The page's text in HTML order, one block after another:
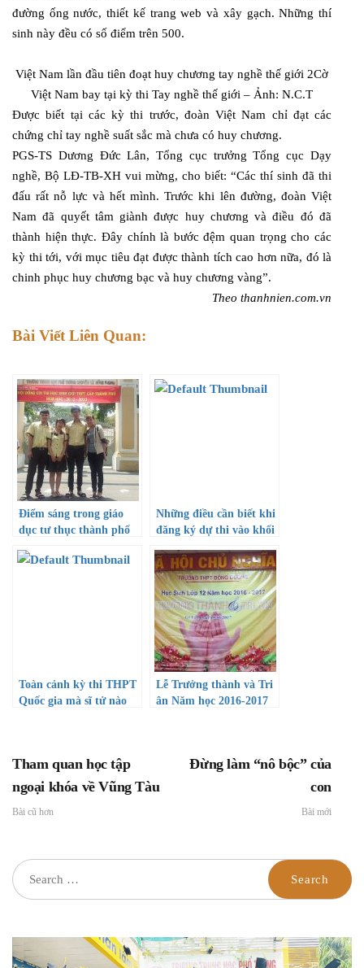
đường ống nước, thiết kế trang web và xây gạch. Những thí
sinh này đều có số điểm trên 500.
Việt Nam lần đầu tiên đoạt huy chương tay nghề thế giới 2Cờ
Việt Nam bay tại kỳ thi Tay nghề thế giới – Ảnh: N.C.T
Được biết tại các kỳ thi trước, đoàn Việt Nam chỉ đạt các
chứng chỉ tay nghề suất sắc mà chưa có huy chương.
PGS-TS Dương Đức Lân, Tổng cục trưởng Tổng cục Dạy
nghề, Bộ LĐ-TB-XH vui mừng, cho biết: “Các thí sinh đã thi
đấu rất nỗ lực và hết mình. Trước khi lên đường, đoàn Việt
Nam đã quyết tâm giành được huy chương và điều đó đã
thành hiện thực. Đây chính là bước đệm quan trọng cho các
kỳ thi tới, với mục tiêu đạt được thành tích cao hơn nữa, đó là
chinh phục huy chương bạc và huy chương vàng”.
Theo thanhnien.com.vn
Bài Viết Liên Quan:
Điểm sáng trong giáo
dục tư thục thành phố
Những điều cần biết khi
đăng ký dự thi vào khối
Toàn cảnh kỳ thi THPT
Quốc gia mà sĩ tử nào
Lễ Trưởng thành và Tri
ân Năm học 2016-2017
Tham quan học tập
ngoại khóa về Vũng Tàu
Bài cũ hơn
Đừng làm “nô bộc” của
con
Bài mới